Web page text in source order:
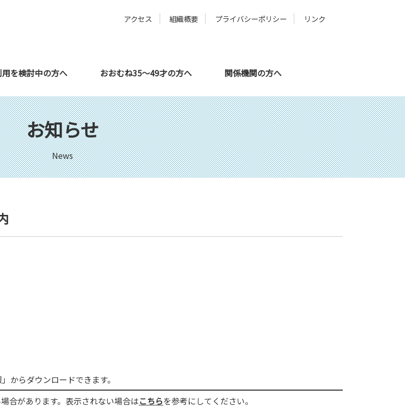
アクセス 組織概要 プライバシーポリシー リンク
サテライト延岡 スタッフ紹介
用を検討中の方へ
利用者さんの声 メタバース
おおむね35～49才の方へ 関係機関の方へ
方へ 企業の方へ
お知らせ
News
からダウンロードできます。
合があります。表示されない場合はこちらを参考にしてください。